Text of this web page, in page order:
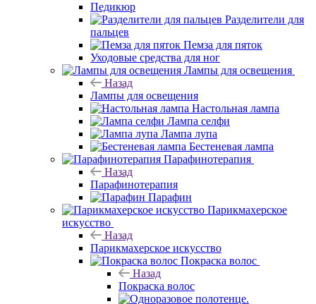
Педикюр
Разделители для
пальцев
Пемза для пяток
Уходовые средства для ног
Лампы для освещения
Назад
Лампы для освещения
Настольная лампа
Лампа селфи
Лампа лупа
Бестеневая лампа
Парафинотерапия
Назад
Парафинотерапия
Парафин
Парикмахерское
искусство
Назад
Парикмахерское искусство
Покраска волос
Назад
Покраска волос